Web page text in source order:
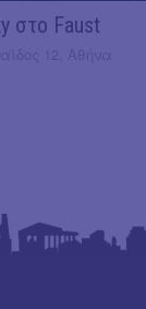
στο Faust